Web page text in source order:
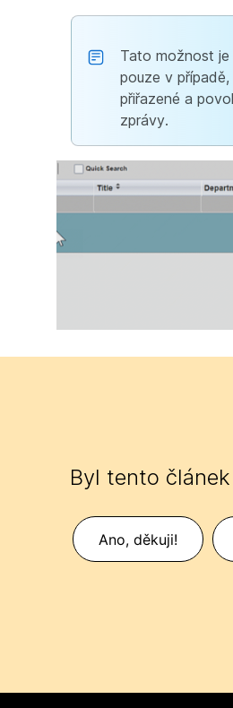
Tato možnost
pouze v
přiřazené a
zprávy.
Byl tento
Ano, děkuji!